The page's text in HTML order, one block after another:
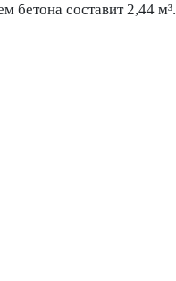
бетона составит 2,44 м³.